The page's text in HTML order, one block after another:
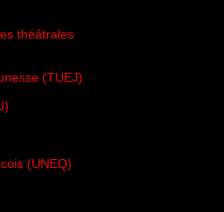
théâtrales
(TUEJ)
(UNEQ)